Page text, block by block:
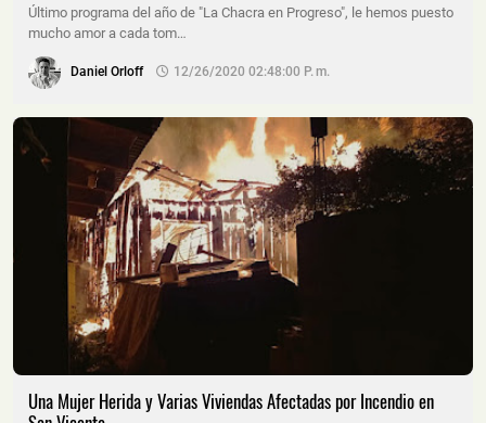
Último programa del año de "La Chacra en Progreso", le hemos puesto
mucho amor a cada tom…
Daniel Orloff 12/26/2020 02:48:00 P. M.
Una Mujer Herida y Varias Viviendas Afectadas por Incendio en